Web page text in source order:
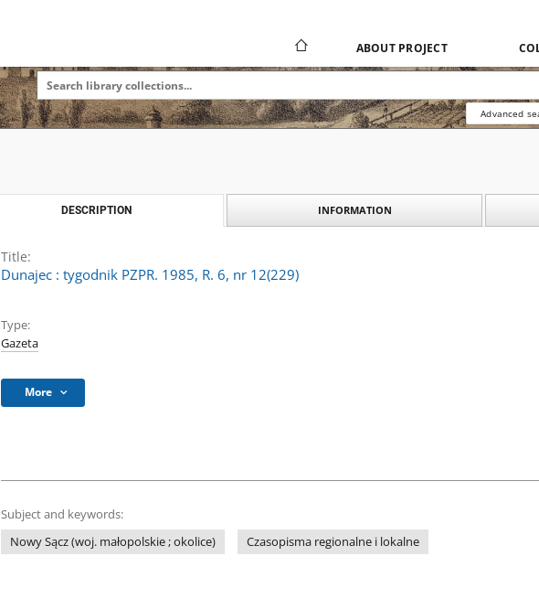
ABOUT PROJECT
Advanced
DESCRIPTION INFORMATION
Title:
Dunajec : tygodnik PZPR. 1985, R. 6, nr 12(229)
Type:
Gazeta
More
Subject and keywords:
Nowy Sącz (woj. małopolskie ; okolice)
Czasopisma regionalne i lokalne